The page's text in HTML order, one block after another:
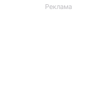
Реклама